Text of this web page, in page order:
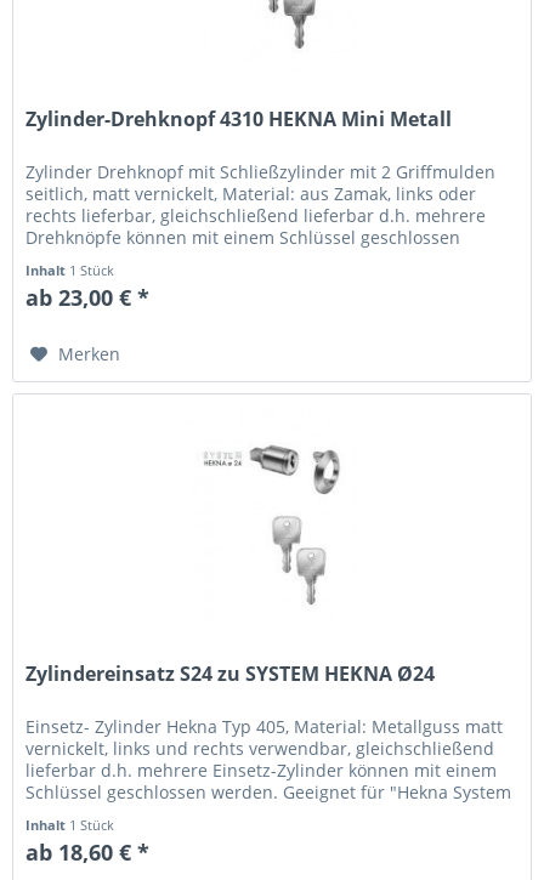
Zylinder-Drehknopf 4310 HEKNA Mini Metall
Zylinder Drehknopf mit Schließzylinder mit 2 Griffmulden
seitlich, matt vernickelt, Material: aus Zamak, links oder
rechts lieferbar, gleichschließend lieferbar d.h. mehrere
Drehknöpfe können mit einem Schlüssel geschlossen
Inhalt 1 Stück
ab 23,00 € *
Merken
Zylindereinsatz S24 zu SYSTEM HEKNA Ø24
Einsetz- Zylinder Hekna Typ 405, Material: Metallguss matt
vernickelt, links und rechts verwendbar, gleichschließend
lieferbar d.h. mehrere Einsetz-Zylinder können mit einem
Schlüssel geschlossen werden. Geeignet für "Hekna System
Inhalt 1 Stück
ab 18,60 € *